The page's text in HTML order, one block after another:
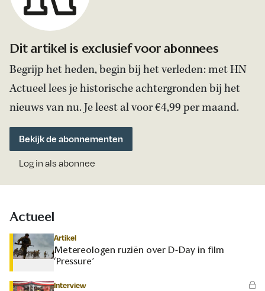
Dit artikel is exclusief voor abonnees
Begrijp het heden, begin bij het verleden: met HN
Actueel lees je historische achtergronden bij het
nieuws van nu. Je leest al voor €4,99 per maand.
Bekijk de abonnementen
Log in als abonnee
Actueel
Artikel
Metereologen ruziën over D-Day in film
‘Pressure’
Interview